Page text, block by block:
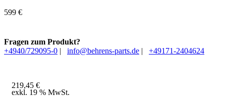
599 €
Fragen zum Produkt?
+4940/729095-0 | info@behrens-parts.de | +49171-2404624
219,45 €
exkl. 19 % MwSt.